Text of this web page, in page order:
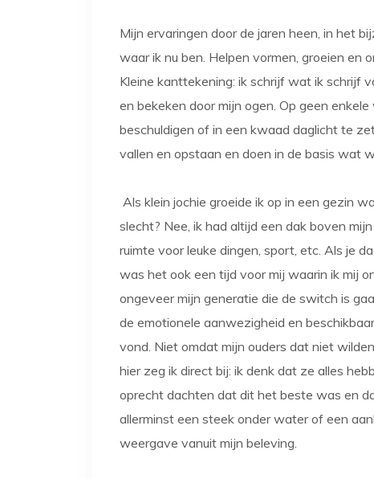
Mijn ervaringen door de jaren heen, in het
waar ik nu ben. Helpen vormen, groeien en
Kleine kanttekening: ik schrijf wat ik schrijf
en bekeken door mijn ogen. Op geen
beschuldigen of in een kwaad daglicht te
vallen en opstaan en doen in de basis wat
Als klein jochie groeide ik op in een gezin
slecht? Nee, ik had altijd een dak boven
ruimte voor leuke dingen, sport, etc. Als je
was het ook een tijd voor mij waarin ik mij
ongeveer mijn generatie die de switch is
de emotionele aanwezigheid en
vond. Niet omdat mijn ouders dat niet
hier zeg ik direct bij: ik denk dat ze alles
oprecht dachten dat dit het beste was en
allerminst een steek onder water of een
weergave vanuit mijn beleving.